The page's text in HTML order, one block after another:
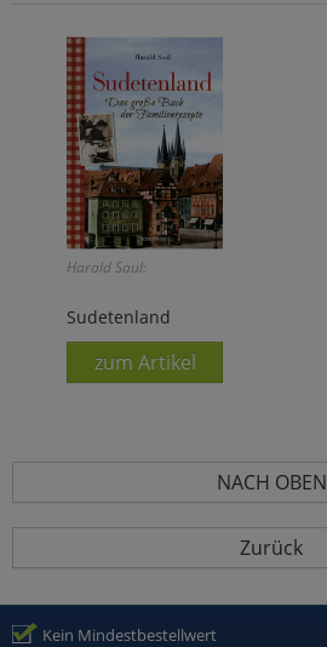
Harald Saul:
Sudetenland
zum Artikel
NACH OBEN
Zurück
Kein Mindestbestellwert